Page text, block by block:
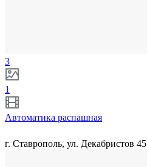
3
1
Автоматика распашная
г. Ставрополь, ул. Декабристов 45